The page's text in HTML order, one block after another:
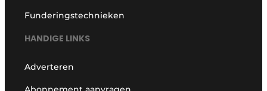
Funderingstechnieken
HANDIGE LINKS
Adverteren